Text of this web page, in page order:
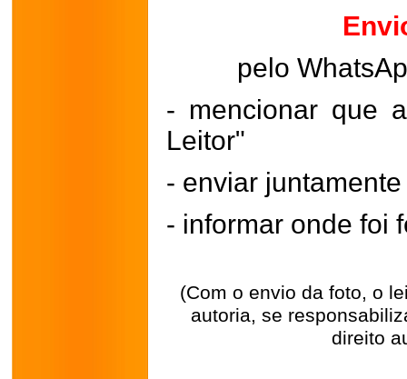
pelo
- mencionar que
Leitor"
- enviar
- informar onde foi
(Com o envio da foto, o
autoria, se
direito